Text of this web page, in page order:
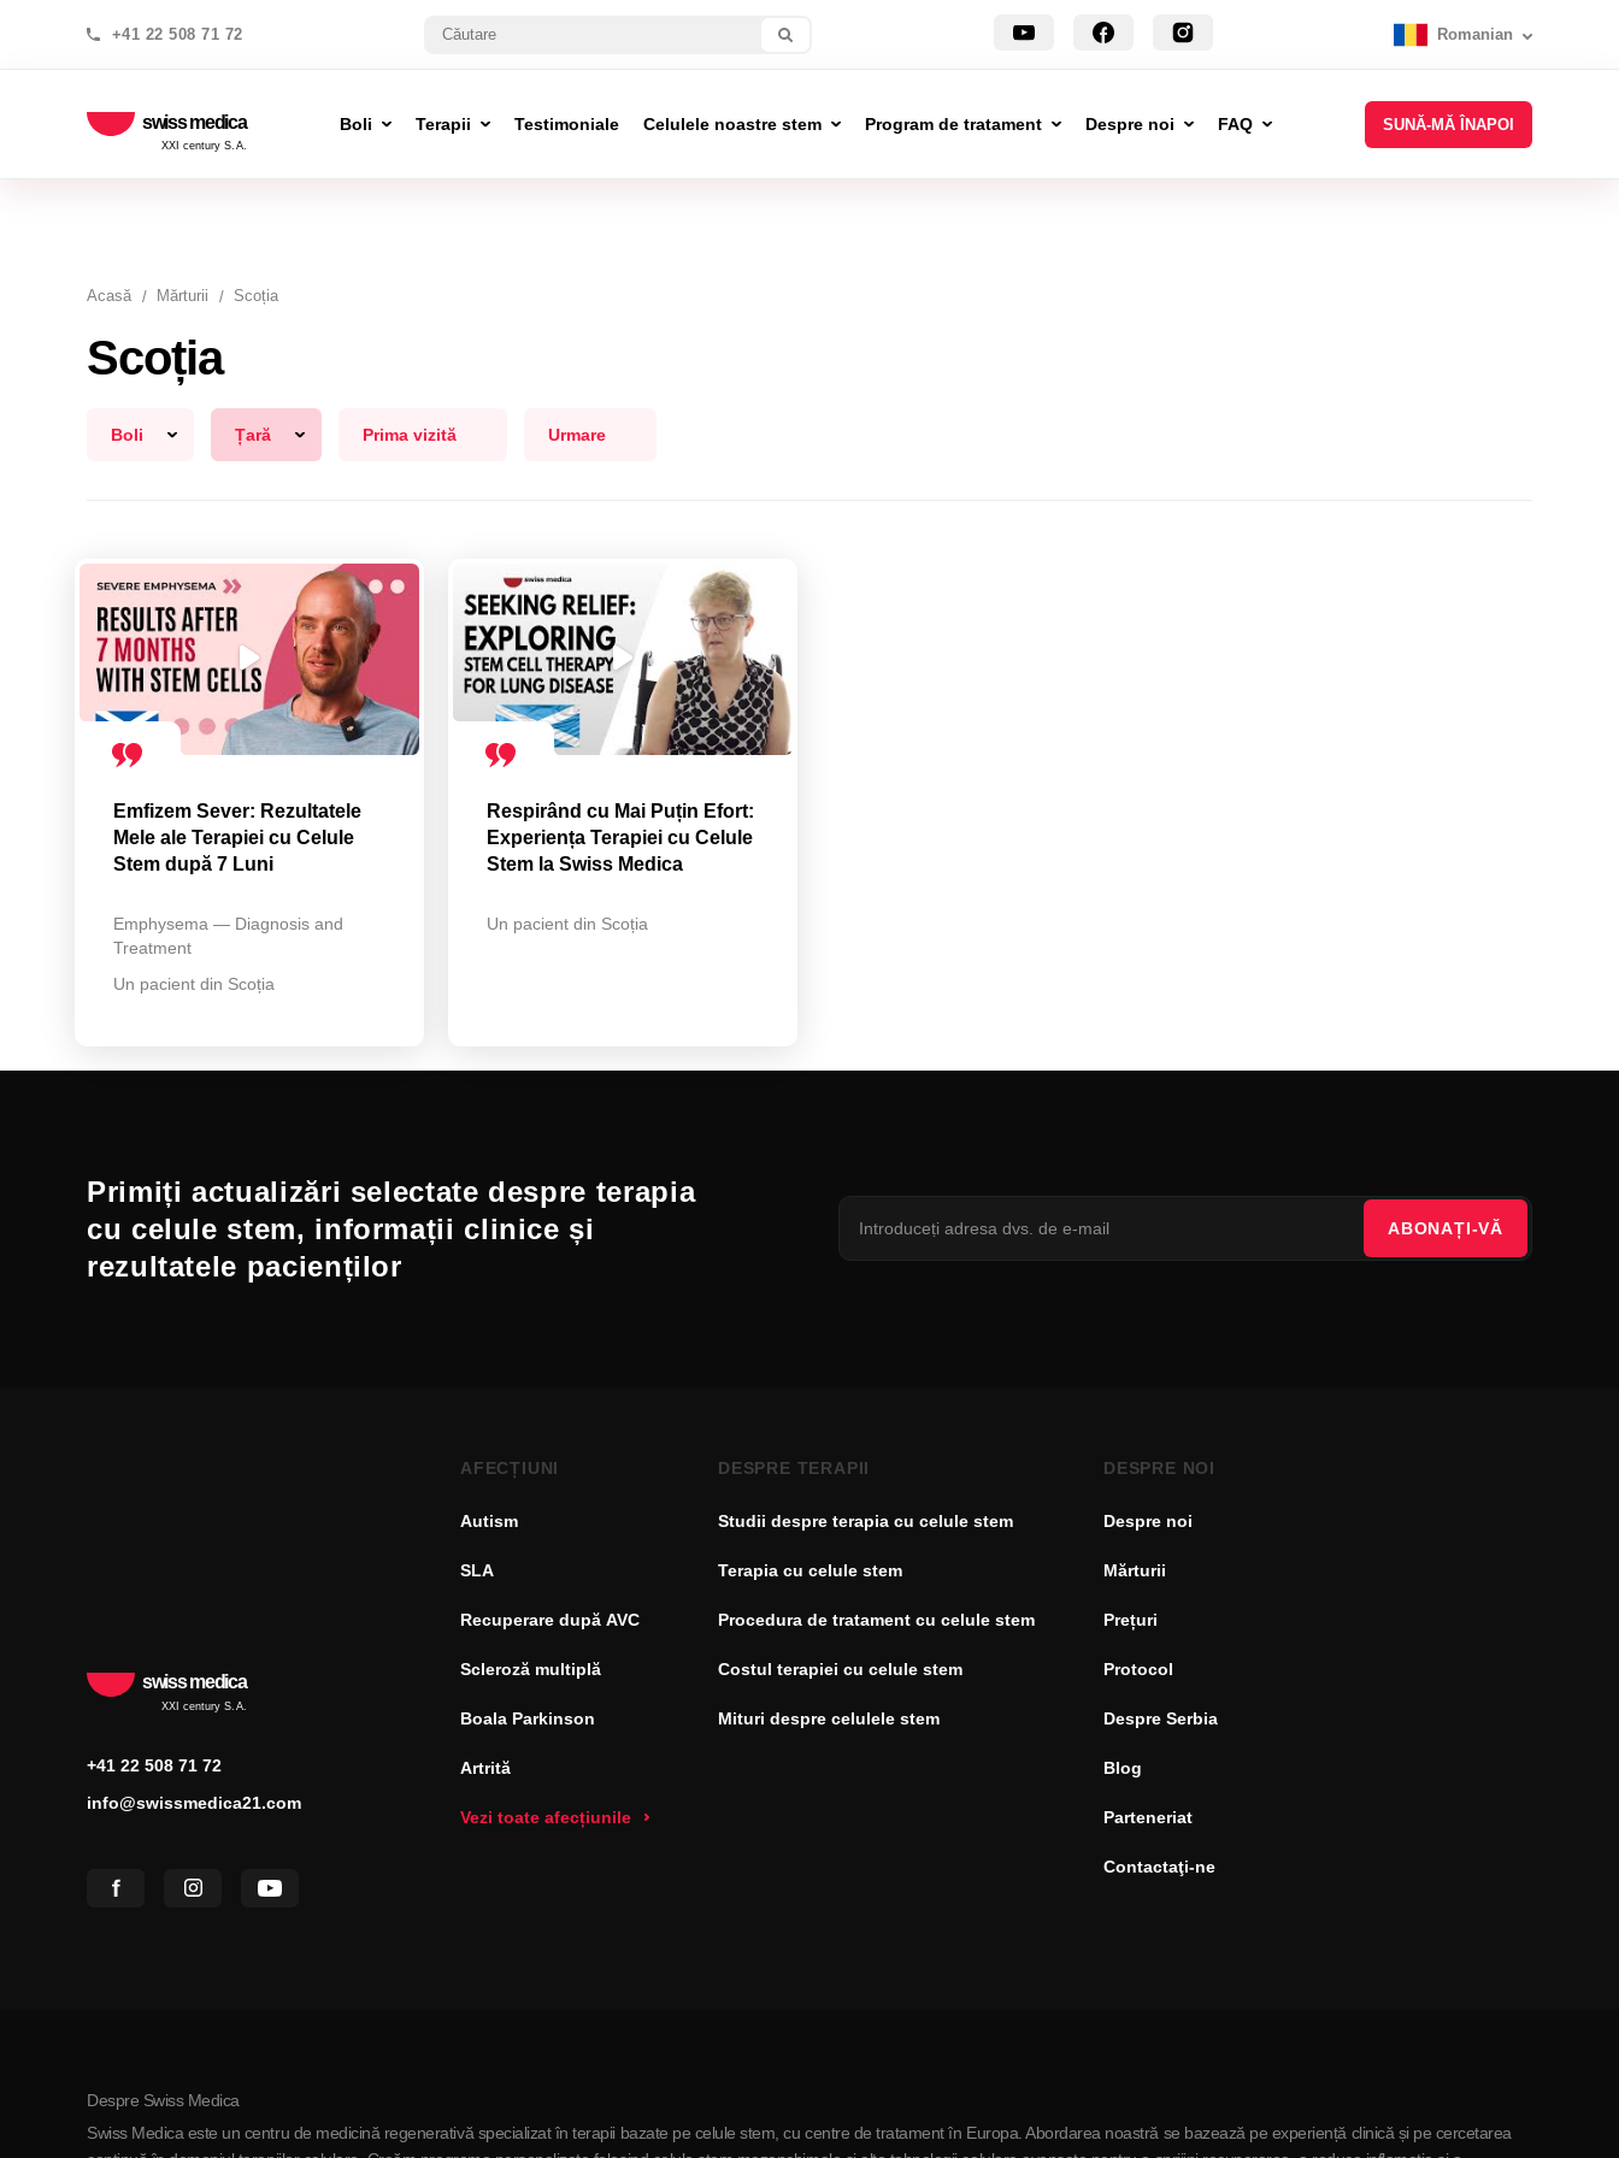
+41 22 508 71 72 Romanian
swiss medica
XXI century S.A.
Boli Terapii Testimoniale Celulele noastre stem Program de tratament Despre noi FAQ SUNĂ-MĂ ÎNAPOI
Acasă Mărturii Scoția
Scoția
Boli Țară Prima vizită Urmare
Emfizem Sever: Rezultatele
Mele ale Terapiei cu Celule
Stem după 7 Luni
Emphysema — Diagnosis and
Treatment
Un pacient din Scoția
Respirând cu Mai Puțin Efort:
Experiența Terapiei cu Celule
Stem la Swiss Medica
Un pacient din Scoția
Primiți actualizări selectate despre terapia
cu celule stem, informații clinice și
rezultatele pacienților
ABONAȚI-VĂ
swiss medica
XXI century S.A.
+41 22 508 71 72
info@swissmedica21.com
AFECȚIUNI
Autism
SLA
Recuperare după AVC
Scleroză multiplă
Boala Parkinson
Artrită
Vezi toate afecțiunile
DESPRE TERAPII
Studii despre terapia cu celule stem
Terapia cu celule stem
Procedura de tratament cu celule stem
Costul terapiei cu celule stem
Mituri despre celulele stem
DESPRE NOI
Despre noi
Mărturii
Prețuri
Protocol
Despre Serbia
Blog
Parteneriat
Contactaţi-ne
Despre Swiss Medica
Swiss Medica este un centru de medicină regenerativă specializat în terapii bazate pe celule stem, cu centre de tratament în Europa. Abordarea noastră se bazează pe experiență clinică și pe cercetarea